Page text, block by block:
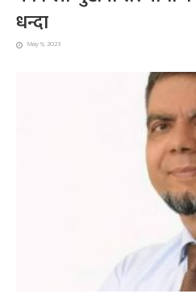
धन्दा
May 9, 2023